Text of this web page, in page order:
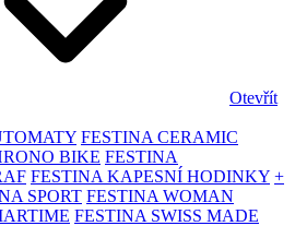
Otevřít
FESTINA CERAMIC
BIKE FESTINA
FESTINA KAPESNÍ HODINKY +
SPORT FESTINA WOMAN
FESTINA SWISS MADE